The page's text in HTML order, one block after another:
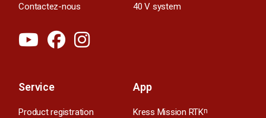
Contactez-nous
40 V system
Service
Product registration
App
Kress Mission RTKn